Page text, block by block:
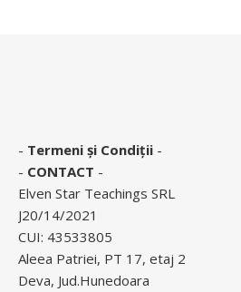
- Termeni și Condiții -
- CONTACT -
Elven Star Teachings SRL
J20/14/2021
CUI: 43533805
Aleea Patriei, PT 17, etaj 2
Deva, Jud.Hunedoara